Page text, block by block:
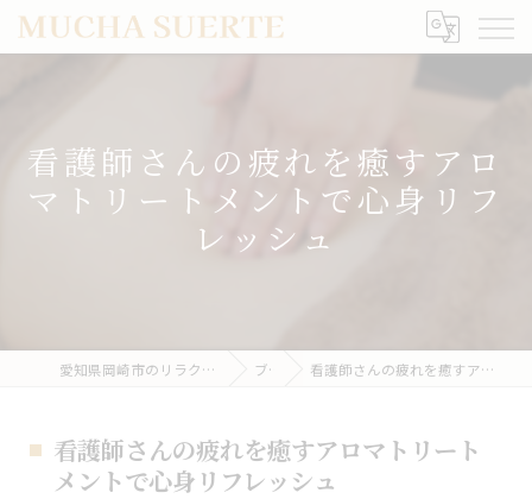
看護師さんの疲れを癒すアロ
マトリートメントで心身リフ
レッシュ
愛知県岡崎市のリラクゼーションならMUCHA SUERTE ブログ 看護師さんの疲れを癒すアロマトリートメントで心身リフレッシュ
看護師さんの疲れを癒すアロマトリート
メントで心身リフレッシュ